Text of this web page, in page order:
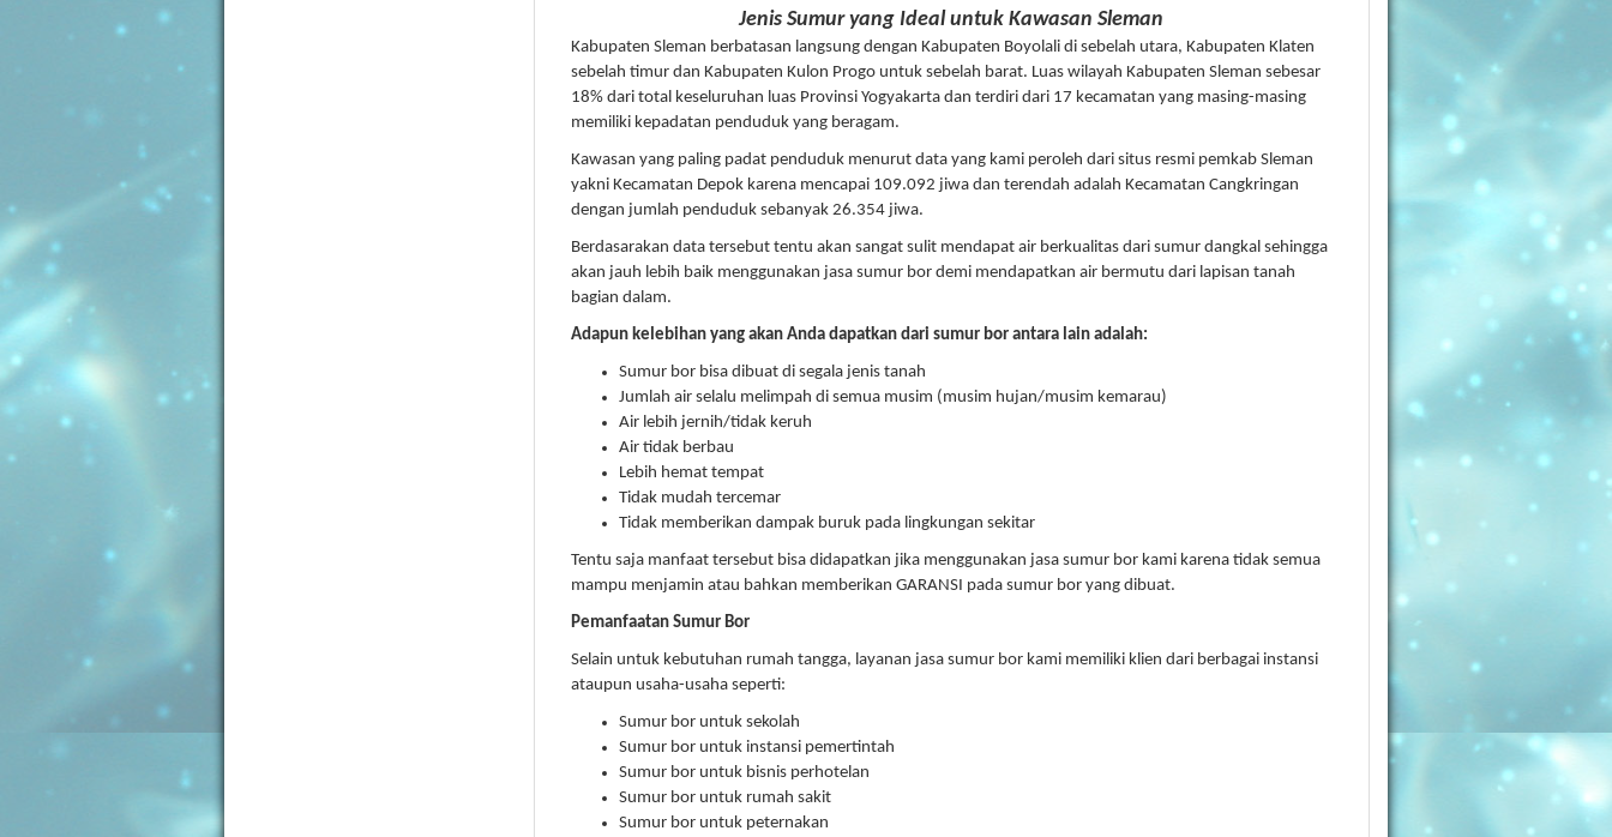
Jenis Sumur yang Ideal untuk Kawasan Sleman
Kabupaten Sleman berbatasan langsung dengan Kabupaten Boyolali di sebelah utara, Kabupaten Klaten
sebelah timur dan Kabupaten Kulon Progo untuk sebelah barat. Luas wilayah Kabupaten Sleman sebesar
18% dari total keseluruhan luas Provinsi Yogyakarta dan terdiri dari 17 kecamatan yang masing-masing
memiliki kepadatan penduduk yang beragam.
Kawasan yang paling padat penduduk menurut data yang kami peroleh dari situs resmi pemkab Sleman
yakni Kecamatan Depok karena mencapai 109.092 jiwa dan terendah adalah Kecamatan Cangkringan
dengan jumlah penduduk sebanyak 26.354 jiwa.
Berdasarakan data tersebut tentu akan sangat sulit mendapat air berkualitas dari sumur dangkal sehingga
akan jauh lebih baik menggunakan jasa sumur bor demi mendapatkan air bermutu dari lapisan tanah
bagian dalam.
Adapun kelebihan yang akan Anda dapatkan dari sumur bor antara lain adalah:
Sumur bor bisa dibuat di segala jenis tanah
Jumlah air selalu melimpah di semua musim (musim hujan/musim kemarau)
Air lebih jernih/tidak keruh
Air tidak berbau
Lebih hemat tempat
Tidak mudah tercemar
Tidak memberikan dampak buruk pada lingkungan sekitar
Tentu saja manfaat tersebut bisa didapatkan jika menggunakan jasa sumur bor kami karena tidak semua
mampu menjamin atau bahkan memberikan GARANSI pada sumur bor yang dibuat.
Pemanfaatan Sumur Bor
Selain untuk kebutuhan rumah tangga, layanan jasa sumur bor kami memiliki klien dari berbagai instansi
ataupun usaha-usaha seperti:
Sumur bor untuk sekolah
Sumur bor untuk instansi pemertintah
Sumur bor untuk bisnis perhotelan
Sumur bor untuk rumah sakit
Sumur bor untuk peternakan